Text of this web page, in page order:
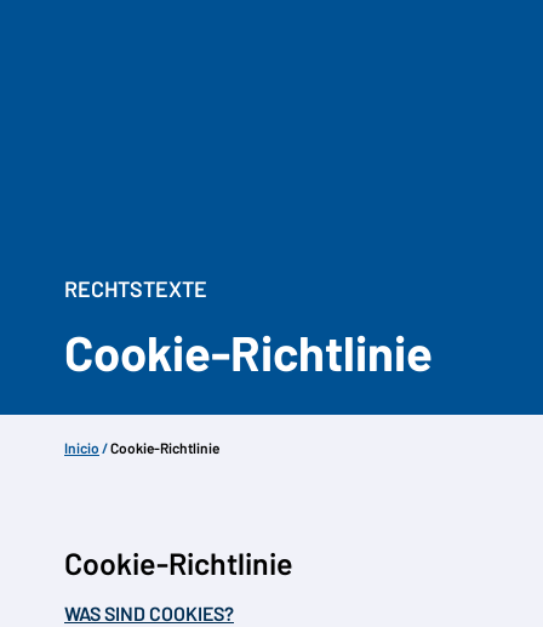
RECHTSTEXTE
Cookie-Richtlinie
Inicio /Cookie-Richtlinie
Cookie-Richtlinie
WAS SIND COOKIES?